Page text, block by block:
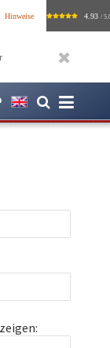
Hinweise 4.93 /